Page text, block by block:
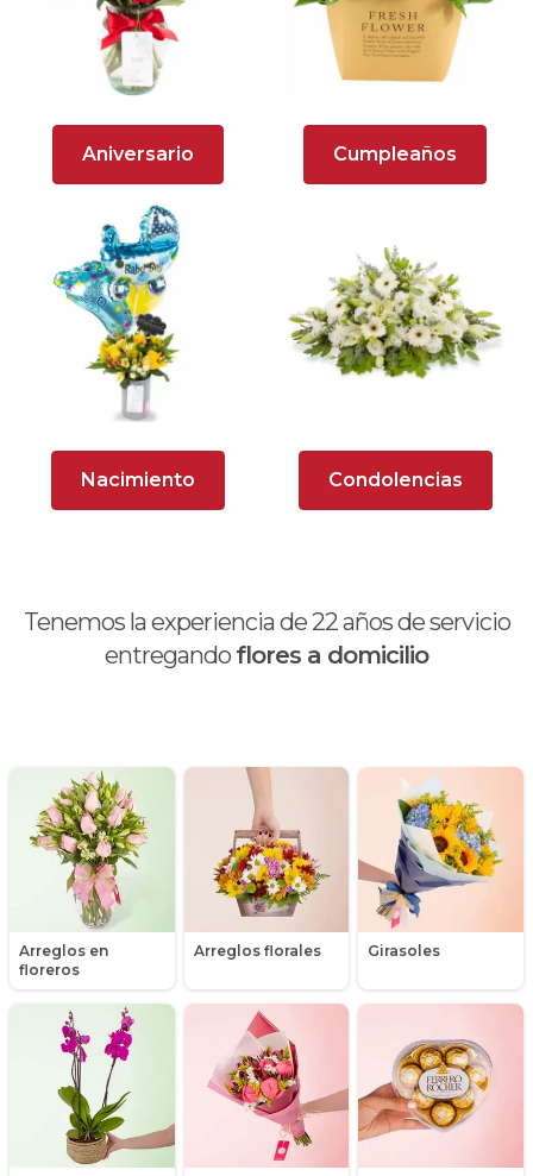
Aniversario Cumpleaños
Nacimiento Condolencias
Tenemos la experiencia de 22años de servicio
entregando flores a domicilio
Arreglos en
floreros
Arreglos florales Girasoles
Arreglos florales en tono lila
Arreglos florales en tono naranja
Arreglos Florales para Aniversario
Arreglos florales para dar agradecimiento
Arreglos Florales para Defunciones
Arreglos Florales para Eventos
Arreglos florales románticos
Ave del Paraíso (Strelitzia)
Chocolates y galletas
Día de la secretaria
Flores y Regalos de Navidad
Gerberas
Girasoles
Globos
Graduación
Hipericum
Libros